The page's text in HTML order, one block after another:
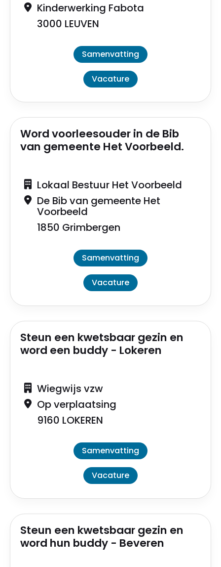
Kinderwerking Fabota
3000 LEUVEN
Samenvatting
Vacature
Word voorleesouder in de Bib
van gemeente Het Voorbeeld.
Lokaal Bestuur Het Voorbeeld
De Bib van gemeente Het
Voorbeeld
1850 Grimbergen
Samenvatting
Vacature
Steun een kwetsbaar gezin en
word een buddy - Lokeren
Wiegwijs vzw
Op verplaatsing
9160 LOKEREN
Samenvatting
Vacature
Steun een kwetsbaar gezin en
word hun buddy - Beveren